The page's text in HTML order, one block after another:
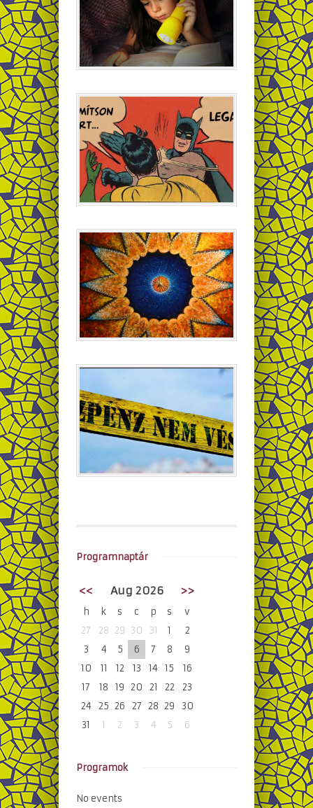
Programnaptár
<< Aug 2026 >>
h k s c p s
v
27
28 29 30 31 1
2
3
4 5 6 7 8
9
10
11 12 13 14 15
16
17
18 19 20 21 22
23
24
25 26 27 28 29
30
31
1 2 3 4 5 6
Programok
No events